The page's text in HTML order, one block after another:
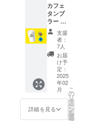
40×40
mm ※画
像はイ
メージ
です。
実際の
商品と
はデザ
イン、
色味、
仕様が
異なる
場合が
ありま
なカ
ラーと
キャラ
クター
をお選
びくだ
さい。
素材
PPシリ
コンゴ
量
350ml ※
画像は
カフェ
タンブ
ラー &
アクリ
ルク
リップ
バッジ
カフェ
タンブ
ラー 2
層構造
で保温
性の高
いタン
ブラー
支援
者：
7人
お届
け予
定：
2025
年02
月
詳細を見る
こ
の
リ
タ
ー
ン
を
選